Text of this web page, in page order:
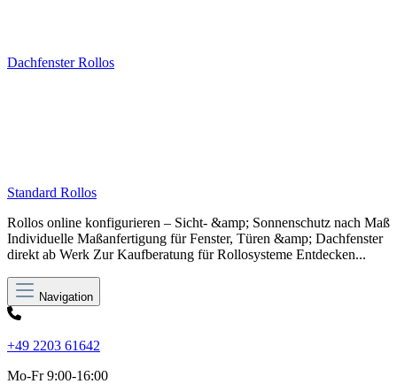
Dachfenster Rollos
Standard Rollos
Rollos online konfigurieren – Sicht- &amp; Sonnenschutz nach Maß
Individuelle Maßanfertigung für Fenster, Türen &amp; Dachfenster
direkt ab Werk Zur Kaufberatung für Rollosysteme Entdecken...
Navigation
+49 2203 61642
Mo-Fr 9:00-16:00